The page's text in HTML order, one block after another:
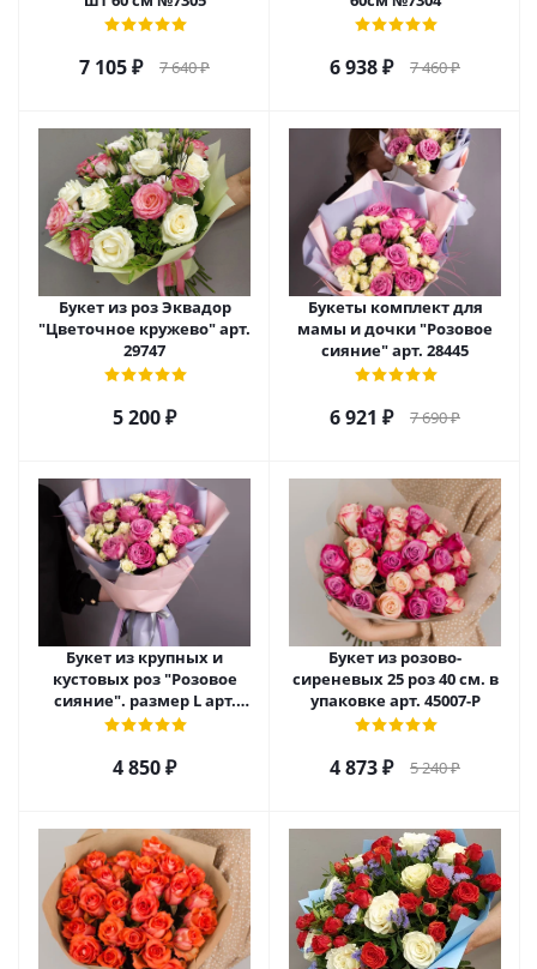
7 105₽ 7 640₽ 6 938₽ 7 460₽
Букет из роз Эквадор
"Цветочное кружево" арт.
29747
5 200₽
Букеты комплект для
мамы и дочки "Розовое
сияние" арт. 28445
6 921 ₽ 7 690₽
Букет из крупных и
кустовых роз "Розовое
сияние". размер L арт.
28483/L
4 850₽
Букет из розово-
сиреневых 25 роз 40 см. в
упаковке арт. 45007-Р
4 873₽ 5 240₽